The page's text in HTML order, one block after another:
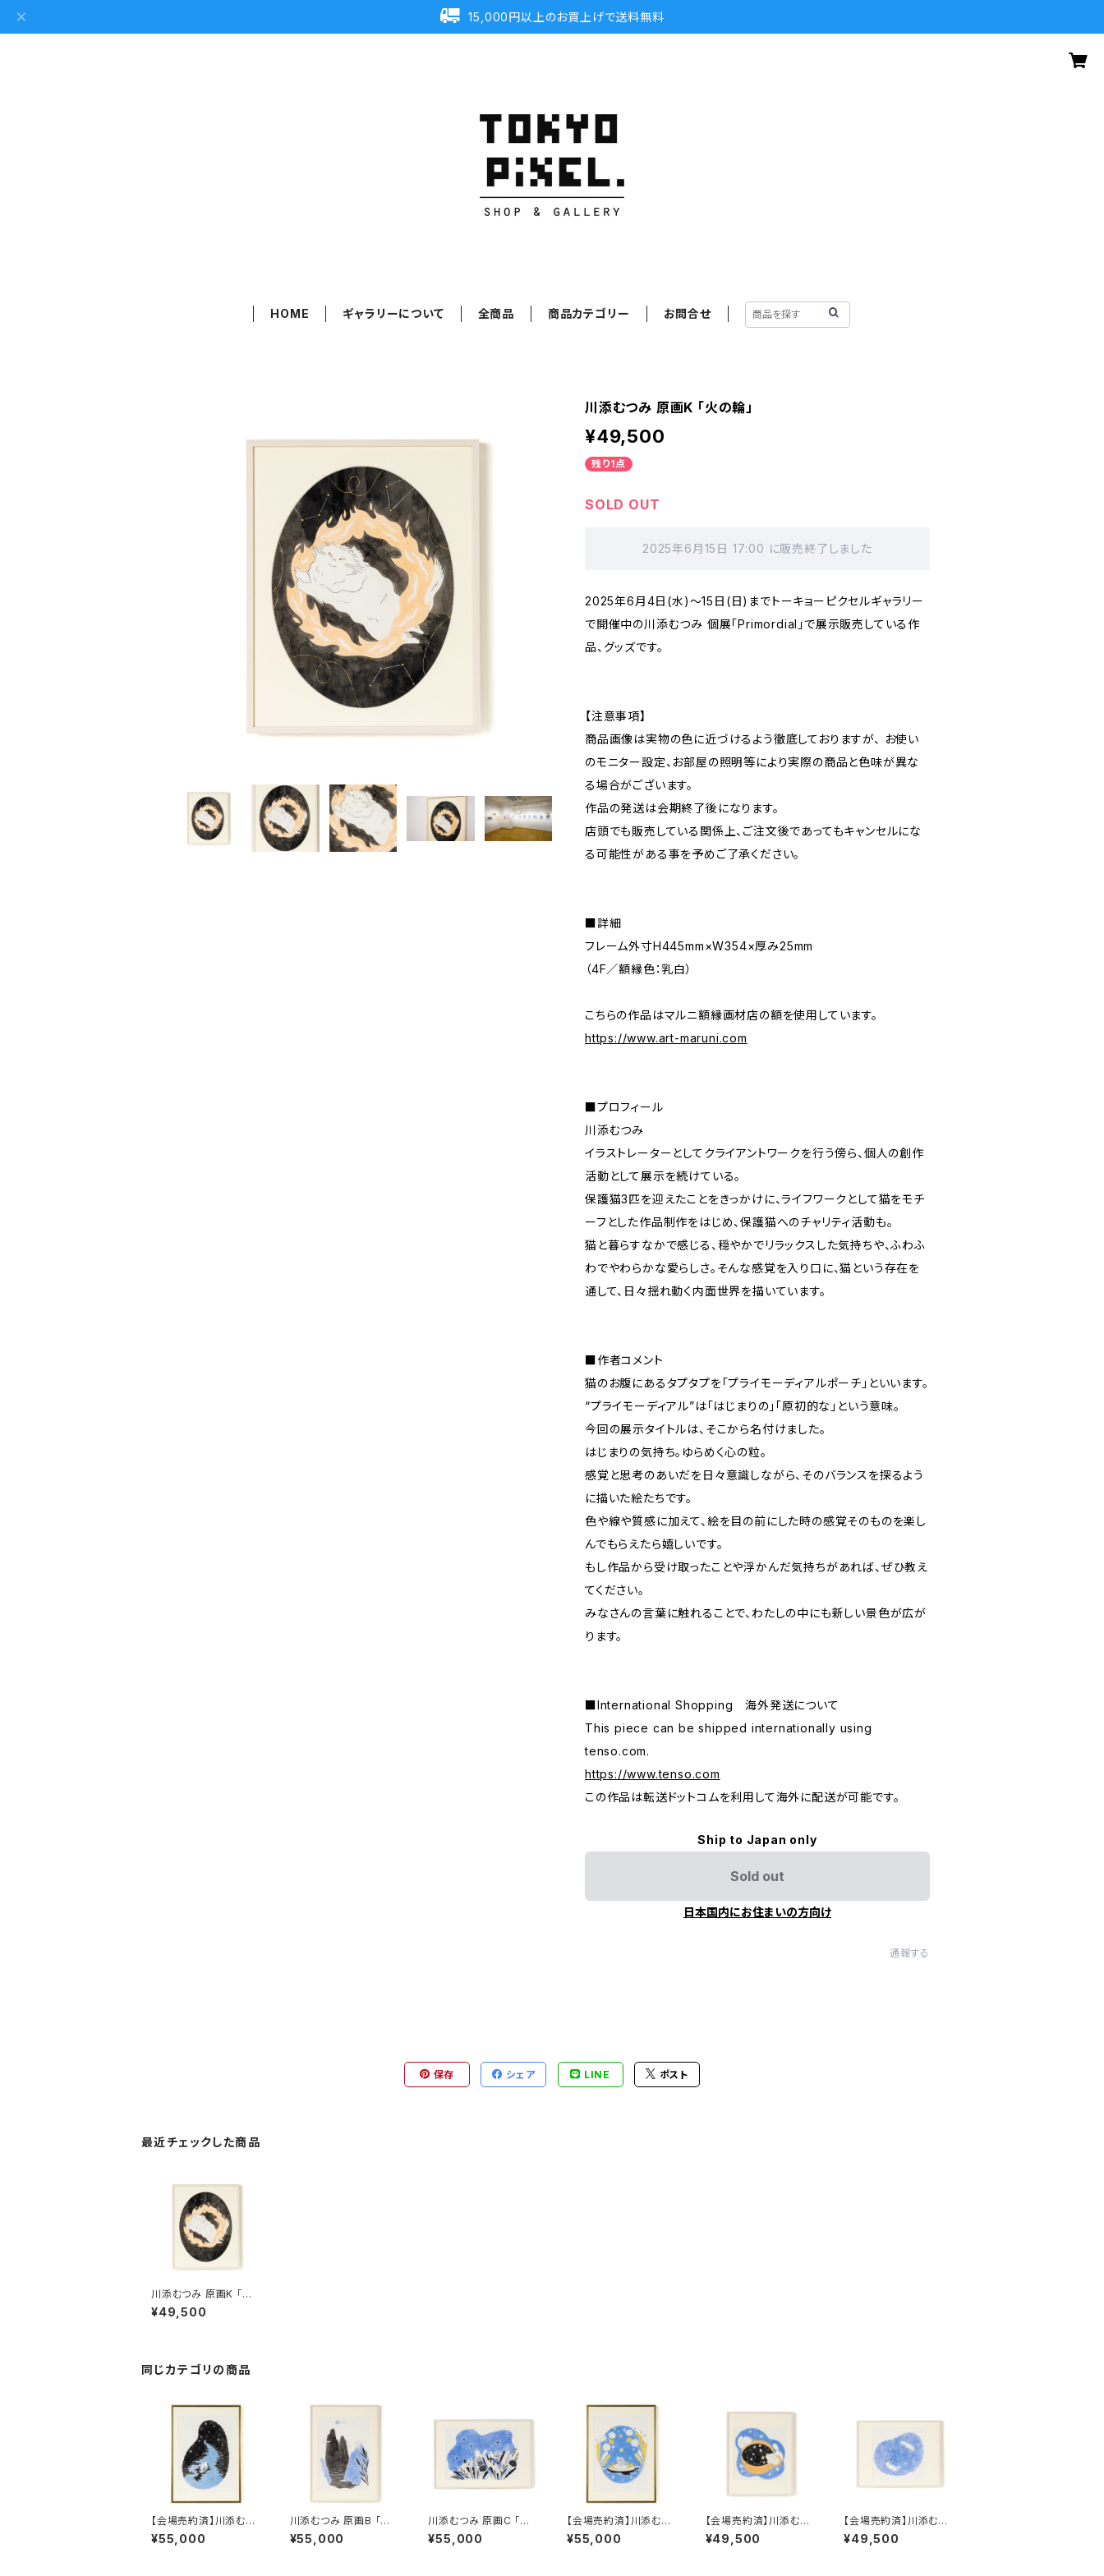
15,000円以上のお買上げで送料無料
HOME ギャラリーについて 全商品 商品カテゴリー お問合せ
川添むつみ 原画K 「火の輪」
¥49,500
残り1点
SOLD OUT
2025年6月15日 17:00 に販売終了しました
2025年6月4日(水)〜15日(日)までトーキョーピクセルギャラリー
で開催中の川添むつみ 個展「Primordial」で展示販売している作
品、グッズです。
【注意事項】
商品画像は実物の色に近づけるよう徹底しておりますが、 お使い
のモニター設定、お部屋の照明等により実際の商品と色味が異な
る場合がございます。
作品の発送は会期終了後になります。
店頭でも販売している関係上、ご注文後であってもキャンセルにな
る可能性がある事を予めご了承ください。
■詳細
フレーム外寸H445mm×W354×厚み25mm
（4F／額縁色：乳白）
こちらの作品はマルニ額縁画材店の額を使用しています。
https://www.art-maruni.com
■プロフィール
川添むつみ
イラストレーターとしてクライアントワークを行う傍ら、個人の創作
活動として展示を続けている。
保護猫3匹を迎えたことをきっかけに、ライフワークとして猫をモチ
ーフとした作品制作をはじめ、保護猫へのチャリティ活動も。
猫と暮らすなかで感じる、穏やかでリラックスした気持ちや、ふわふ
わでやわらかな愛らしさ。そんな感覚を入り口に、猫という存在を
通して、日々揺れ動く内面世界を描いています。
■作者コメント
猫のお腹にあるタプタプを「プライモーディアルポーチ」といいます。
“プライモーディアル”は「はじまりの」「原初的な」という意味。
今回の展示タイトルは、そこから名付けました。
はじまりの気持ち。ゆらめく心の粒。
感覚と思考のあいだを日々意識しながら、そのバランスを探るよう
に描いた絵たちです。
色や線や質感に加えて、絵を目の前にした時の感覚そのものを楽し
んでもらえたら嬉しいです。
もし作品から受け取ったことや浮かんだ気持ちがあれば、ぜひ教え
てください。
みなさんの言葉に触れることで、わたしの中にも新しい景色が広が
ります。
■International Shopping 海外発送について
This piece can be shipped internationally using
tenso.com.
https://www.tenso.com
この作品は転送ドットコムを利用して海外に配送が可能です。
Ship to Japan only
Sold out
日本国内にお住まいの方向け
通報する
保存 シェア LINE ポスト
最近チェックした商品
川添むつみ 原画K 「火
の輪」
¥49,500
同じカテゴリの商品
【会場売約済】川添むつ
み 原画A 「旅のはじま
り」
¥55,000
川添むつみ 原画B 「月
のちかくに」
¥55,000
川添むつみ 原画C 「星
と咲く 」
¥55,000
【会場売約済】川添むつ
み 原画D 「風にのる舟
」
¥55,000
【会場売約済】川添むつ
み 原画E 「ひとすくいの
夜空 」
¥49,500
【会場売約済】川添むつ
み 原画F 「 記憶をたど
る」
¥49,500